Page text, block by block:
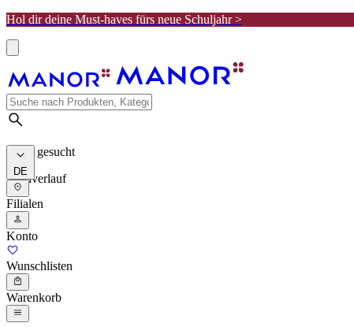
Hol dir deine Must-haves fürs neue Schuljahr >
Meist gesucht
Suchverlauf
DE
Filialen
Konto
Wunschlisten
Warenkorb